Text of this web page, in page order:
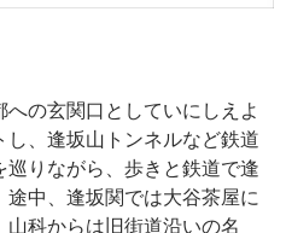
の玄関口としていにしえよ
し、逢坂山トンネルなど鉄道
りながら、歩きと鉄道で逢
中、逢坂関では大谷茶屋に
科からは旧街道沿いの名